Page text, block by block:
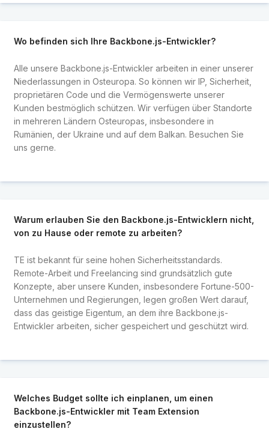
Wo befinden sich Ihre Backbone.js-Entwickler?
Alle unsere Backbone.js-Entwickler arbeiten in einer unserer
Niederlassungen in Osteuropa. So können wir IP, Sicherheit,
proprietären Code und die Vermögenswerte unserer
Kunden bestmöglich schützen. Wir verfügen über Standorte
in mehreren Ländern Osteuropas, insbesondere in
Rumänien, der Ukraine und auf dem Balkan. Besuchen Sie
uns gerne.
Warum erlauben Sie den Backbone.js-Entwicklern nicht,
von zu Hause oder remote zu arbeiten?
TE ist bekannt für seine hohen Sicherheitsstandards.
Remote-Arbeit und Freelancing sind grundsätzlich gute
Konzepte, aber unsere Kunden, insbesondere Fortune-500-
Unternehmen und Regierungen, legen großen Wert darauf,
dass das geistige Eigentum, an dem ihre Backbone.js-
Entwickler arbeiten, sicher gespeichert und geschützt wird.
Welches Budget sollte ich einplanen, um einen
Backbone.js-Entwickler mit Team Extension
einzustellen?